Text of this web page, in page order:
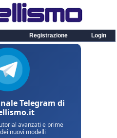
Registrazione Login